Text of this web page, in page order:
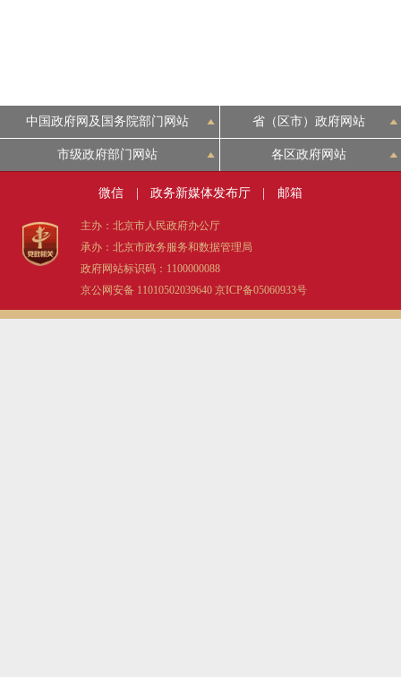
中国政府网及国务院部门网站 省（区市）政府网站
市级政府部门网站 各区政府网站
微信 政务新媒体发布厅 邮箱
主办：北京市人民政府办公厅
承办：北京市政务服务和数据管理局
政府网站标识码：1100000088
京公网安备 11010502039640 京ICP备05060933号